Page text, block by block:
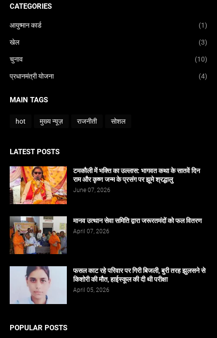
CATEGORIES
आयुष्मान कार्ड (1)
खेल (3)
चुनाव (10)
प्रधानमंत्री योजना (4)
MAIN TAGS
hot मुख्य न्यूज़ राजनीती सोशल
LATEST POSTS
टमकौली में भक्ति का उल्लास: भागवत कथा के सातवें दिन
राम और कृष्ण जन्म के प्रसंग पर झूमे श्रद्धालु
June 07, 2026
मानव उत्थान सेवा समिति द्वारा जरूरतमंदों को फल वितरण
April 07, 2026
फसल काट रहे परिवार पर गिरी बिजली, बुरी तरह झुलसने से
किशोरी की मौत, हाईस्कूल की दी थी परीक्षा
April 05, 2026
POPULAR POSTS